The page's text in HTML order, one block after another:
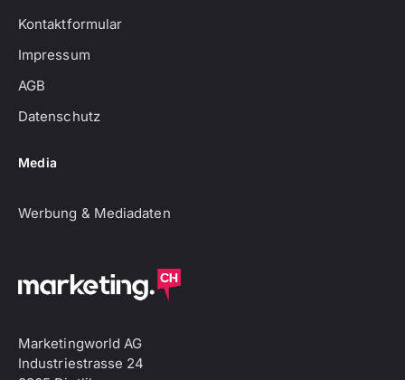
Kontaktformular
Impressum
AGB
Datenschutz
Media
Werbung & Mediadaten
Marketingworld AG
Industriestrasse 24